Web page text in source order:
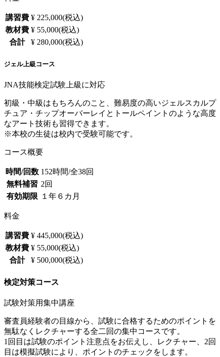
講習費 ¥ 225,000(税込)
教材費 ¥ 55,000(税込)
合計
¥ 280,000(税込)
ジェル上級コース
JNA技能検定試験上級に対応
初級・中級はもちろんのこと、難易度の高いジェルスカルプ
チュア・チップオーバーレイとトールペイントのような高度
なアート技術も習得できます。
※本校の生徒は校内で受験可能です。
コース概要
時間/回数 152時間/全38回
無料補習 2回
有効期限
１年６カ月
料金
講習費 ¥ 445,000(税込)
教材費 ¥ 55,000(税込)
合計
¥ 500,000(税込)
検定対策コース
試験対策用集中講座
審査員経験者の目線から、試験に合格するためのポイントを
無駄なくレクチャーする全二回の集中コースです。
1回目は試験のポイント注意点をお伝えし、レクチャー、2回
目は模擬試験により、ポイントのチェックをします。